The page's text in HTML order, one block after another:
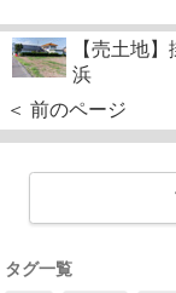
【売土地
浜
＜ 前のページ
タグ一覧